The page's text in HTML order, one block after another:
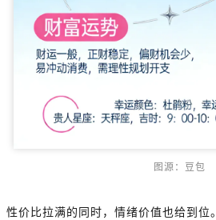
图源：豆包
性价比拉满的同时，情绪价值也给到位。